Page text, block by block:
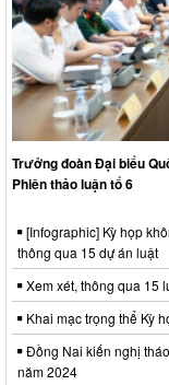
Trưởng đoàn Đại biểu
Phiên thảo luận tổ 6
[Infographic] Kỳ họp
thông qua 15 dự án luật
Xem xét, thông qua 15
Khai mạc trọng thể Kỳ
Đồng Nai kiến nghị
năm 2024